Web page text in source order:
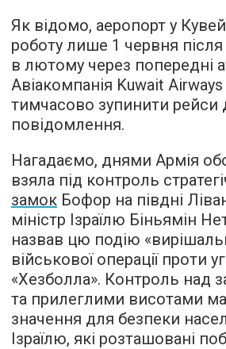
Як відомо, аеропорт у
роботу лише 1 червня після
в лютому через попередні
Авіакомпанія Kuwait
тимчасово зупинити
повідомлення.
Нагадаємо, днями Армія
взяла під контроль
замок Бофор на півдні
міністр Ізраїлю Біньямін
назвав цю подію
військової операції проти
«Хезболла». Контроль над
та прилеглими висотами
значення для безпеки
Ізраїлю, які розташовані